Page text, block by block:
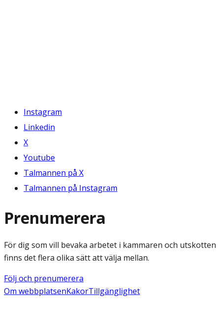
Instagram
Linkedin
X
Youtube
Talmannen på X
Talmannen på Instagram
Prenumerera
För dig som vill bevaka arbetet i kammaren och utskotten
finns det flera olika sätt att välja mellan.
Följ och prenumerera
Om webbplatsenKakorTillgänglighet